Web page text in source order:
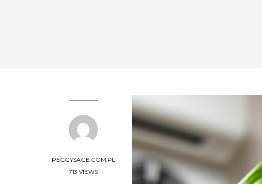
PEGGYSAGE.COM.PL
713 VIEWS